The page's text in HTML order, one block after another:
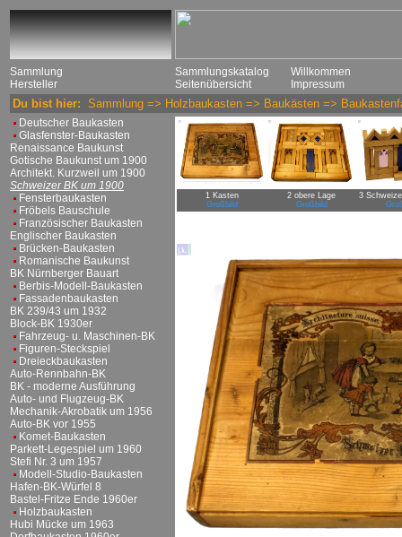
Sammlung
Hersteller
Sammlungskatalog
Seitenübersicht
Willkommen
Impressum
Du bist hier: Sammlung => Holzbaukasten => Baukästen =>
Deutscher Baukasten
Glasfenster-Baukasten
Renaissance Baukunst
Gotische Baukunst um 1900
Architekt. Kurzweil um 1900
Schweizer BK um 1900
Fensterbaukasten
Fröbels Bauschule
Französischer Baukasten
Englischer Baukasten
Brücken-Baukasten
Romanische Baukunst
BK Nürnberger Bauart
Berbis-Modell-Baukasten
Fassadenbaukasten
BK 239/43 um 1932
Block-BK 1930er
Fahrzeug- u. Maschinen-BK
Figuren-Steckspiel
Dreieckbaukasten
Auto-Rennbahn-BK
BK - moderne Ausführung
Auto- und Flugzeug-BK
Mechanik-Akrobatik um 1956
Auto-BK vor 1955
Komet-Baukasten
Parkett-Legespiel um 1960
Stefi Nr. 3 um 1957
Modell-Studio-Baukasten
Hafen-BK-Würfel 8
Bastel-Fritze Ende 1960er
Holzbaukasten
Hubi Mücke um 1963
1 Kasten
Großbild
2 obere Lage
Großbild
3